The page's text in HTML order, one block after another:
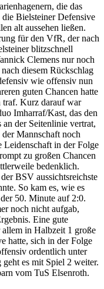
die das
Bielsteiner Defensive
alt aussehen ließen.
für den VfR, der nach
blitzschnell
Clemens nur noch
diesem Rückschlag
wie offensiv nun
guten Chancen hatte
traf. Kurz darauf war
Imharraf/Kast, das den
der Seitenlinie vertrat,
Mannschaft noch
Leidenschaft in der Folge
zu großen Chancen
bedenklich.
BSV aussichtsreichste
So kam es, wie es
50. Minute auf 2:0.
noch nicht aufgab,
Eine gute
in Halbzeit 1 große
hatte, sich in der Folge
ordentlich unter
es mit Spiel 2 weiter.
vom TuS Elsenroth.